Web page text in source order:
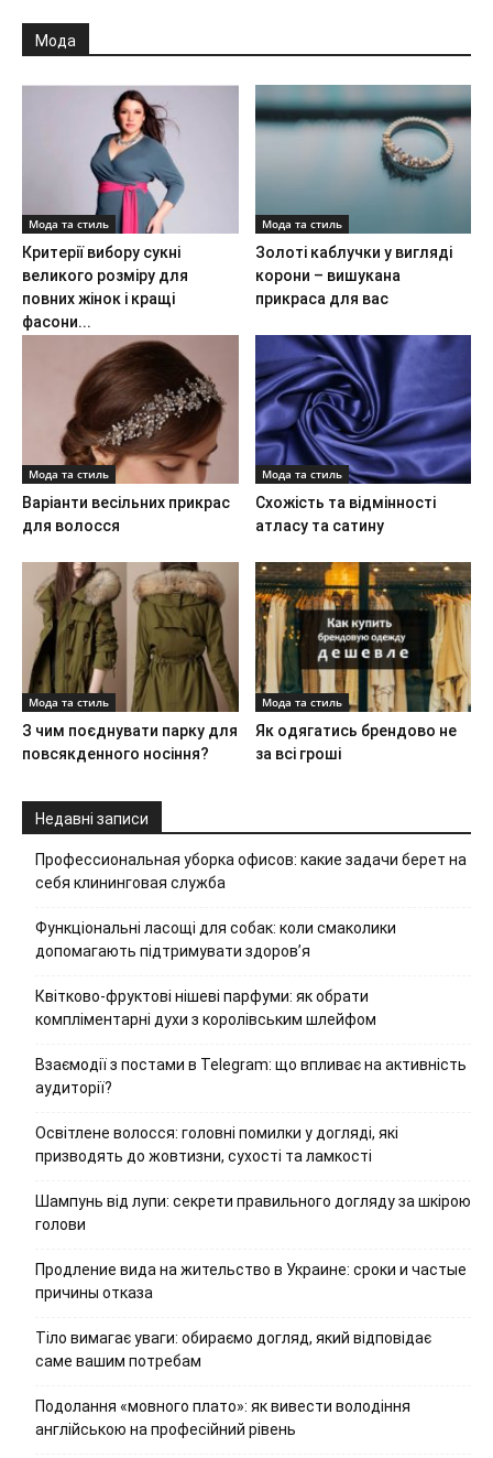
Мода
Мода та стиль
Критерії вибору сукні
великого розміру для
повних жінок і кращі
фасони...
Мода та стиль
Золоті каблучки у вигляді
корони – вишукана
прикраса для вас
Мода та стиль
Варіанти весільних прикрас
для волосся
Мода та стиль
Схожість та відмінності
атласу та сатину
Мода та стиль
З чим поєднувати парку для
повсякденного носіння?
Мода та стиль
Як одягатись брендово не
за всі гроші
Недавні записи
Профессиональная уборка офисов: какие задачи берет на
себя клининговая служба
Функціональні ласощі для собак: коли смаколики
допомагають підтримувати здоров’я
Квітково-фруктові нішеві парфуми: як обрати
компліментарні духи з королівським шлейфом
Взаємодії з постами в Telegram: що впливає на активність
аудиторії?
Освітлене волосся: головні помилки у догляді, які
призводять до жовтизни, сухості та ламкості
Шампунь від лупи: секрети правильного догляду за шкірою
голови
Продление вида на жительство в Украине: сроки и частые
причины отказа
Тіло вимагає уваги: обираємо догляд, який відповідає
саме вашим потребам
Подолання «мовного плато»: як вивести володіння
англійською на професійний рівень